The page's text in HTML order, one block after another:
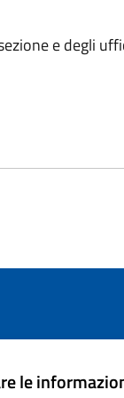
e degli
le